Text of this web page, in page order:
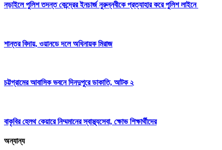
নড়াইলে পুলিশ তদন্ত কেন্দ্রের ইনচার্জ নুরুন্নবীকে প্রত্যাহার করে পুলিশ লাইনে
শান্তর বিদায়, ওয়ানডে দলে অধিনায়ক মিরাজ
চট্টগ্রামের আবাসিক ভবনে দিনদুপুরে ডাকাতি, আটক ২
বাকৃবির হেলথ কেয়ারে নিম্মমানের স্বাস্থ্যসেবা, ক্ষোভ শিক্ষার্থীদের
অন্যান্য